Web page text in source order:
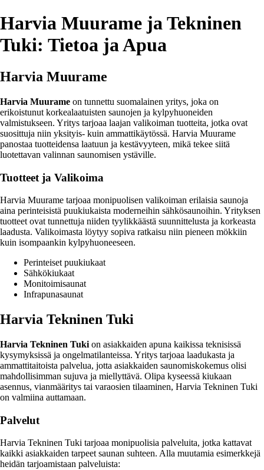
Harvia Muurame ja Tekninen
Tuki: Tietoa ja Apua
Harvia Muurame
Harvia Muurame on tunnettu suomalainen yritys, joka on
erikoistunut korkealaatuisten saunojen ja kylpyhuoneiden
valmistukseen. Yritys tarjoaa laajan valikoiman tuotteita, jotka ovat
suosittuja niin yksityis- kuin ammattikäytössä. Harvia Muurame
panostaa tuotteidensa laatuun ja kestävyyteen, mikä tekee siitä
luotettavan valinnan saunomisen ystäville.
Tuotteet ja Valikoima
Harvia Muurame tarjoaa monipuolisen valikoiman erilaisia saunoja
aina perinteisistä puukiukaista moderneihin sähkösaunoihin. Yrityksen
tuotteet ovat tunnettuja niiden tyylikkäästä suunnittelusta ja korkeasta
laadusta. Valikoimasta löytyy sopiva ratkaisu niin pieneen mökkiin
kuin isompaankin kylpyhuoneeseen.
Perinteiset puukiukaat
Sähkökiukaat
Monitoimisaunat
Infrapunasaunat
Harvia Tekninen Tuki
Harvia Tekninen Tuki on asiakkaiden apuna kaikissa teknisissä
kysymyksissä ja ongelmatilanteissa. Yritys tarjoaa laadukasta ja
ammattitaitoista palvelua, jotta asiakkaiden saunomiskokemus olisi
mahdollisimman sujuva ja miellyttävä. Olipa kyseessä kiukaan
asennus, vianmääritys tai varaosien tilaaminen, Harvia Tekninen Tuki
on valmiina auttamaan.
Palvelut
Harvia Tekninen Tuki tarjoaa monipuolisia palveluita, jotka kattavat
kaikki asiakkaiden tarpeet saunan suhteen. Alla muutamia esimerkkejä
heidän tarjoamistaan palveluista: